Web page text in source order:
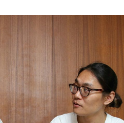
本代表・森保一監督...